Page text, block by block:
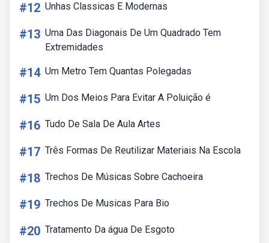
#12 Unhas Classicas E Modernas
#13 Uma Das Diagonais De Um Quadrado Tem
Extremidades
#14 Um Metro Tem Quantas Polegadas
#15 Um Dos Meios Para Evitar A Poluição é
#16 Tudo De Sala De Aula Artes
#17 Três Formas De Reutilizar Materiais Na Escola
#18 Trechos De Músicas Sobre Cachoeira
#19 Trechos De Musicas Para Bio
#20 Tratamento Da água De Esgoto